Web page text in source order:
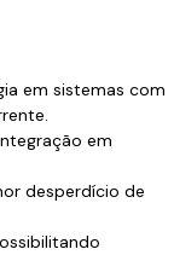
em sistemas com
em
desperdício de